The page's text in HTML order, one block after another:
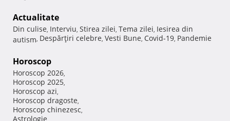
Actualitate
Din culise, Interviu, Stirea zilei, Tema zilei, Iesirea din
autism, Despărţiri celebre, Vesti Bune, Covid-19, Pandemie
Horoscop
Horoscop 2026,
Horoscop 2025,
Horoscop azi,
Horoscop dragoste,
Horoscop chinezesc,
Astrologie